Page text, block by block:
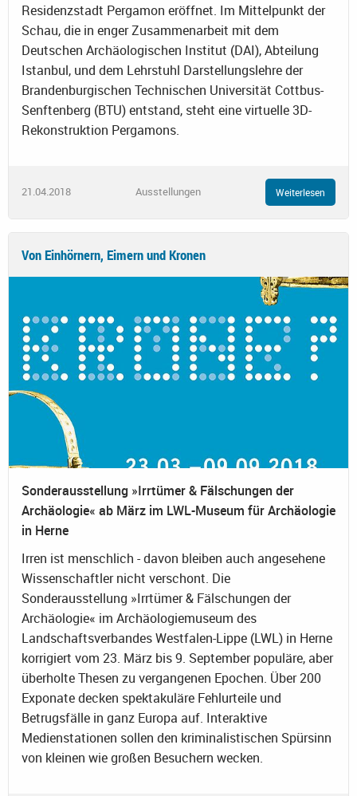
Residenzstadt Pergamon eröffnet. Im Mittelpunkt der
Schau, die in enger Zusammenarbeit mit dem
Deutschen Archäologischen Institut (DAI), Abteilung
Istanbul, und dem Lehrstuhl Darstellungslehre der
Brandenburgischen Technischen Universität Cottbus-
Senftenberg (BTU) entstand, steht eine virtuelle 3D-
Rekonstruktion Pergamons.
21.04.2018 Ausstellungen Weiterlesen
Von Einhörnern, Eimern und Kronen
Sonderausstellung »Irrtümer & Fälschungen der
Archäologie« ab März im LWL-Museum für Archäologie
in Herne
Irren ist menschlich - davon bleiben auch angesehene
Wissenschaftler nicht verschont. Die
Sonderausstellung »Irrtümer & Fälschungen der
Archäologie« im Archäologiemuseum des
Landschaftsverbandes Westfalen-Lippe (LWL) in Herne
korrigiert vom 23. März bis 9. September populäre, aber
überholte Thesen zu vergangenen Epochen. Über 200
Exponate decken spektakuläre Fehlurteile und
Betrugsfälle in ganz Europa auf. Interaktive
Medienstationen sollen den kriminalistischen Spürsinn
von kleinen wie großen Besuchern wecken.